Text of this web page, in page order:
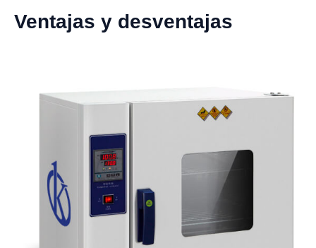
Ventajas y desventajas